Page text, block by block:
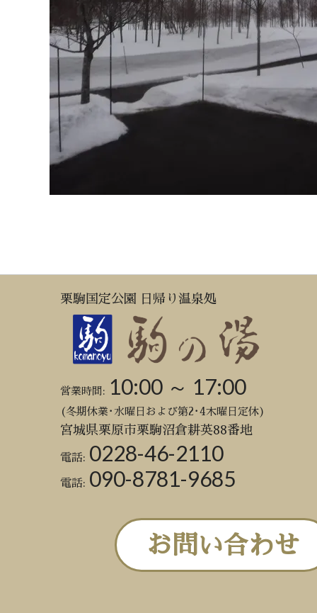
栗駒国定公園 日帰り温泉処
営業時間: 10:00 ～ 17:00
(冬期休業･水曜日および第2･4木曜日定休)
宮城県栗原市栗駒沼倉耕英88番地
電話: 0228-46-2110
電話: 090-8781-9685
お問い合わせ